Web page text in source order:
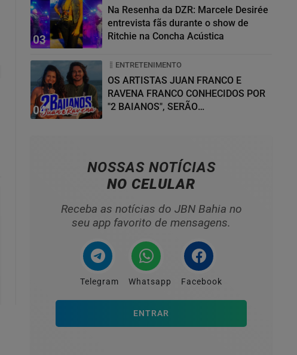
03
Na Resenha da DZR: Marcele Desirée
entrevista fãs durante o show de
Ritchie na Concha Acústica
04
ENTRETENIMENTO
OS ARTISTAS JUAN FRANCO E
RAVENA FRANCO CONHECIDOS POR
"2 BAIANOS", SERÃO
NOSSAS NOTÍCIAS
NO CELULAR
Receba as notícias do JBN Bahia no
seu app favorito de mensagens.
Telegram Whatsapp Facebook
ENTRAR